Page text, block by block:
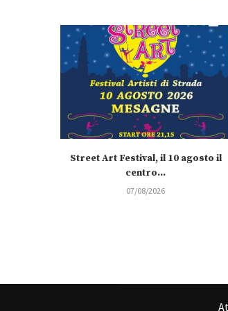
Street Art Festival, il 10 agosto il
centro...
07/08/2026